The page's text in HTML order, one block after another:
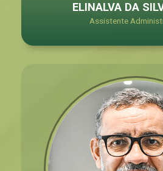
ELINALVA DA
Assistente